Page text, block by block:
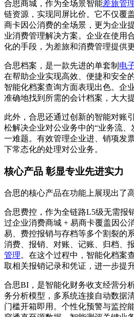
合思商城，作为全场景智能差旅管
链资源，实现同屏比价。它不仅覆
商卡因公消费的全场景，更为企业
业消费管理解决方案。企业在使用
化的手段，为差旅和消费管理提供
合思档案，是一款先进的单套制 电
在帮助企业实现高效、便捷和安全
智能化档案查询方面表现出色。企
准确地找到所需的会计档案，大大
此外，合思还通过创新的智能对账
松解决企业对公业务中的“业务流
一难题。有效管理企业进、销项发
下常态化的处理对公业务。
核心产品 彰显专业先进实力
合思的核心产品在功能上展现出了
合思费控，作为全链路L5级无需报
过企业消费商城 + 易商卡覆盖因公
易、费控报销与存档等多个割裂的
消费、报销、对账、记账、归档、
管理。在这个过程中，智能化档案
取相关报销记录和凭证，进一步提
合思BI，是智能化财务收支经营分
务分析模型，多系统连接自动数据
门槛开箱即用。个性化预警与监控